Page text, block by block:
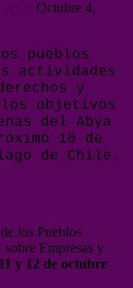
Octubre 4,
pueblos
actividades
y
objetivos
del Abya
10 de
de Chile.
los Pueblos
Empresas y
11 y 12 de octubre